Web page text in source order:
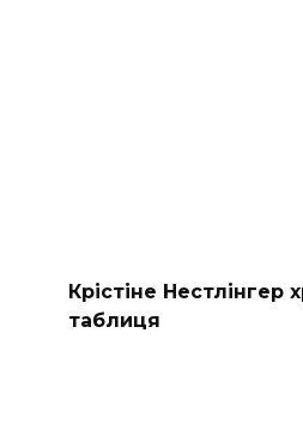
Крістіне Нестлінгер
таблиця